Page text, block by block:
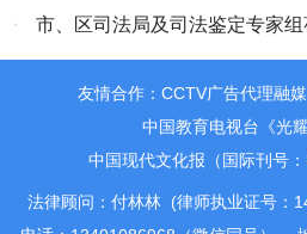
集团考察交流
·
市、区司法局及司法鉴定专家
法医临床司法鉴定所开展“双随机
检查指导工作友情合作：CCTV广告代理融
中国教育电视台《光
中国现代文化报（国际刊号：
法律顾问：付林林 (律师执业证号：